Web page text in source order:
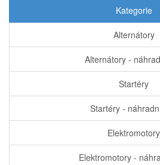
Kategorie
Alternátory
Alternátory -
Startéry
Startéry -
Elektromotory
Elektromotory -